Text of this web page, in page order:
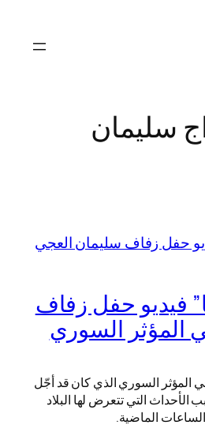
سليمان
فيديو حفل زفاف
المؤثر السوري
المؤثر السوري الذي كان قد أجّل
الأحداث التي تتعرض لها البلاد
الماضية.